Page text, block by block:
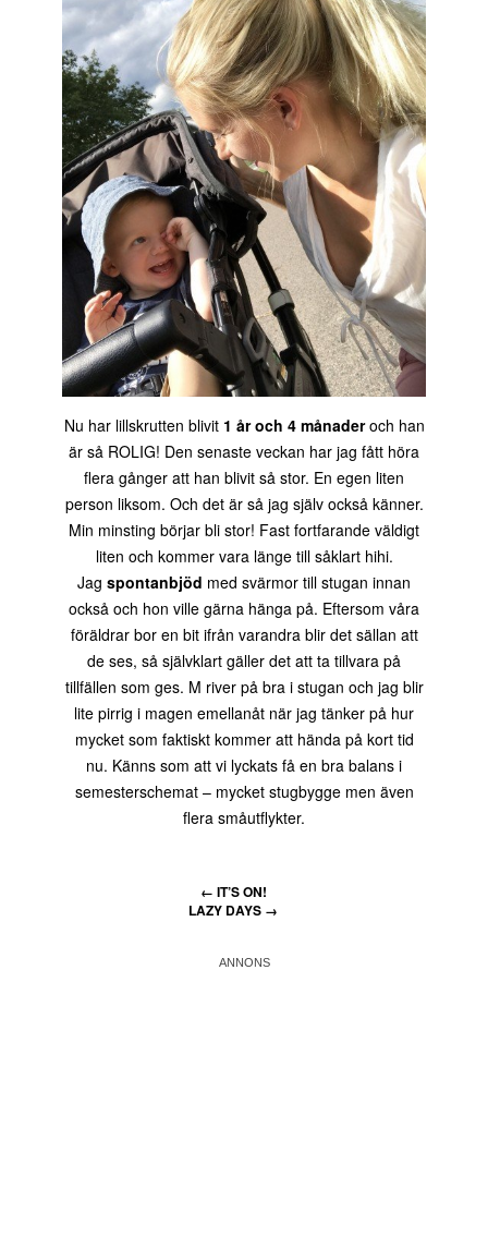
Nu har lillskrutten blivit 1 år och 4 månaderoch han
är så ROLIG! Den senaste veckan har jag fått höra
flera gånger att han blivit så stor. En egen liten
person liksom. Och det är så jag själv också känner.
Min minsting börjar bli stor! Fast fortfarande väldigt
liten och kommer vara länge till såklart hihi.
Jag spontanbjöd med svärmor till stugan innan
också och hon ville gärna hänga på. Eftersom våra
föräldrar bor en bit ifrån varandra blir det sällan att
de ses, så självklart gäller det att ta tillvara på
tillfällen som ges. M river på bra i stugan och jag blir
lite pirrig i magen emellanåt när jag tänker på hur
mycket som faktiskt kommer att hända på kort tid
nu. Känns som att vi lyckats få en bra balans i
semesterschemat – mycket stugbygge men även
flera småutflykter.
← IT’S ON!
LAZY DAYS →